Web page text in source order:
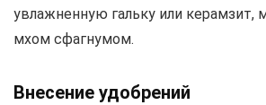
увлажненную гальку или керамзит,
мхом сфагнумом.
Внесение удобрений